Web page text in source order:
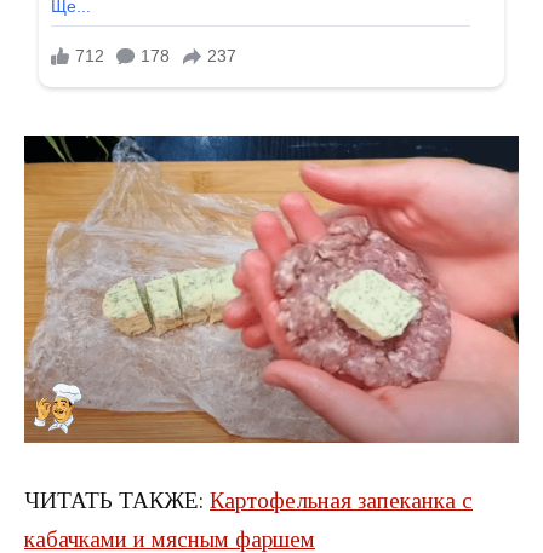
ЧИТАТЬ ТАКЖЕ: Картофельная запеканка с
кабачками и мясным фаршем